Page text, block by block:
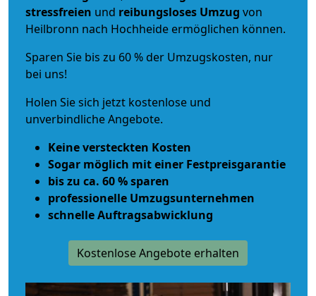
stressfreien und reibungsloses Umzug von
Heilbronn nach Hochheide ermöglichen können.
Sparen Sie bis zu 60 % der Umzugskosten, nur
bei uns!
Holen Sie sich jetzt kostenlose und
unverbindliche Angebote.
Keine versteckten Kosten
Sogar möglich mit einer Festpreisgarantie
bis zu ca. 60 % sparen
professionelle Umzugsunternehmen
schnelle Auftragsabwicklung
Kostenlose Angebote erhalten